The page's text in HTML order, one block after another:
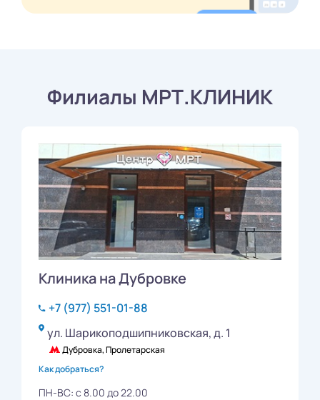
Филиалы МРТ.КЛИНИК
Клиника на Дубровке
+7 (977) 551-01-88
ул. Шарикоподшипниковская, д. 1
Дубровка, Пролетарская
Как добраться?
ПН-ВС: с 8.00 до 22.00